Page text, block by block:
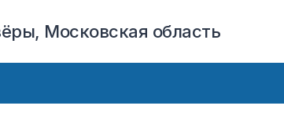
Московская область